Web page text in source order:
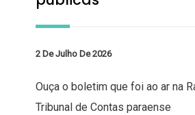
2 De Julho De 2026
Ouça o boletim que foi ao ar na
Tribunal de Contas paraense